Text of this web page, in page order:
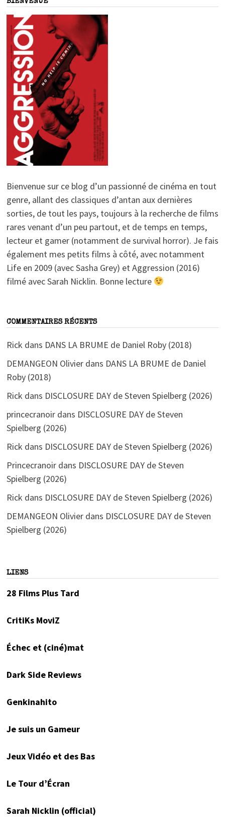
Bienvenue sur ce blog d’un passionné de cinéma en tout
genre, allant des classiques d’antan aux dernières
sorties, de tout les pays, toujours à la recherche de films
rares venant d’un peu partout, et de temps en temps,
lecteur et gamer (notamment de survival horror). Je fais
également mes petits films à côté, avec notamment
Life en 2009 (avec Sasha Grey) et Aggression (2016)
filmé avec Sarah Nicklin. Bonne lecture
COMMENTAIRES RÉCENTS
Rick dans DANS LA BRUME de Daniel Roby (2018)
DEMANGEON Olivierdans DANS LA BRUME de Daniel
Roby (2018)
Rick dans DISCLOSURE DAY de Steven Spielberg (2026)
princecranoirdans DISCLOSURE DAY de Steven
Spielberg (2026)
Rick dans DISCLOSURE DAY de Steven Spielberg (2026)
Princecranoirdans DISCLOSURE DAY de Steven
Spielberg (2026)
Rick dans DISCLOSURE DAY de Steven Spielberg (2026)
DEMANGEON Olivierdans DISCLOSURE DAY de Steven
Spielberg (2026)
LIENS
28 Films Plus Tard
CritiKs MoviZ
Échec et (ciné)mat
Dark Side Reviews
Genkinahito
Je suis un Gameur
Jeux Vidéo et des Bas
Le Tour d’Écran
Sarah Nicklin (official)